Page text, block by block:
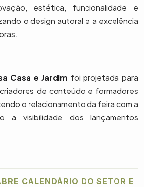
estética, funcionalidade e
o design autoral e a excelência
Casa e Jardim foi projetada para
de conteúdo e formadores
o relacionamento da feira com a
a visibilidade dos lançamentos
CALENDÁRIO DO SETOR E